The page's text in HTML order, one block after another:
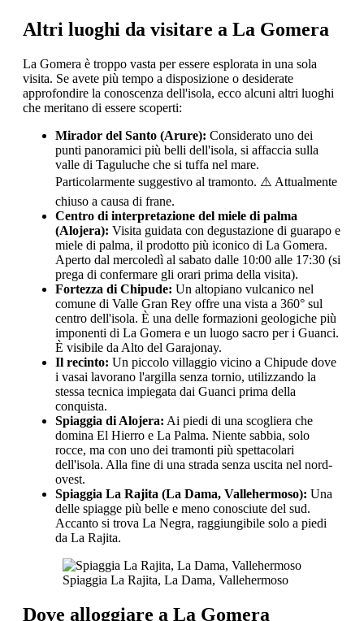
Altri luoghi da visitare a La Gomera
La Gomera è troppo vasta per essere esplorata in una sola
visita. Se avete più tempo a disposizione o desiderate
approfondire la conoscenza dell'isola, ecco alcuni altri luoghi
che meritano di essere scoperti:
Mirador del Santo (Arure): Considerato uno dei
punti panoramici più belli dell'isola, si affaccia sulla
valle di Taguluche che si tuffa nel mare.
Particolarmente suggestivo al tramonto. ⚠️ Attualmente
chiuso a causa di frane.
Centro di interpretazione del miele di palma
(Alojera): Visita guidata con degustazione di guarapo e
miele di palma, il prodotto più iconico di La Gomera.
Aperto dal mercoledì al sabato dalle 10:00 alle 17:30 (si
prega di confermare gli orari prima della visita).
Fortezza di Chipude: Un altopiano vulcanico nel
comune di Valle Gran Rey offre una vista a 360° sul
centro dell'isola. È una delle formazioni geologiche più
imponenti di La Gomera e un luogo sacro per i Guanci.
È visibile da Alto del Garajonay.
Il recinto: Un piccolo villaggio vicino a Chipude dove
i vasai lavorano l'argilla senza tornio, utilizzando la
stessa tecnica impiegata dai Guanci prima della
conquista.
Spiaggia di Alojera: Ai piedi di una scogliera che
domina El Hierro e La Palma. Niente sabbia, solo
rocce, ma con uno dei tramonti più spettacolari
dell'isola. Alla fine di una strada senza uscita nel nord-
ovest.
Spiaggia La Rajita (La Dama, Vallehermoso): Una
delle spiagge più belle e meno conosciute del sud.
Accanto si trova La Negra, raggiungibile solo a piedi
da La Rajita.
Spiaggia La Rajita, La Dama, Vallehermoso
Dove alloggiare a La Gomera